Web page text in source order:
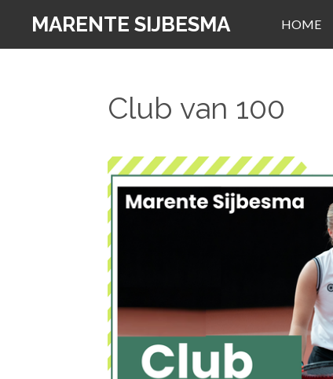
MARENTE SIJBESMA HOME
Club van 100